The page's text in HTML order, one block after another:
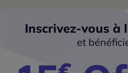
Inscrivez-vous à
et